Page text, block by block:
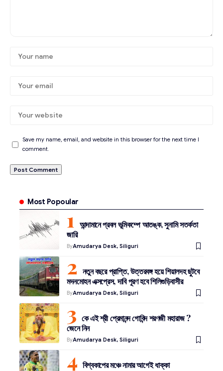
Save my name, email, and website in this browser for the next time I
comment.
Most Popoular
আন্দামানে প্রবল ভূমিকম্পে আতঙ্ক, সুনামি সতর্কতা
জারি
ByAmudarya Desk, Siliguri
নতুন বছরে প্রাপ্তি, উত্তরবঙ্গ হয়ে শিয়ালদহ ছুটবে
মদনমোহন এক্সপ্রেস, দাবি পূরণ হবে শিলিগুড়িবাসীর
ByAmudarya Desk, Siliguri
কে এই শ্রী প্রেমানন্দ গোবিন্দ শরণজী মহারাজ ?
জেনে নিন
ByAmudarya Desk, Siliguri
বিশ্বকাপের মঞ্চে নামার আগেই ধাক্কা